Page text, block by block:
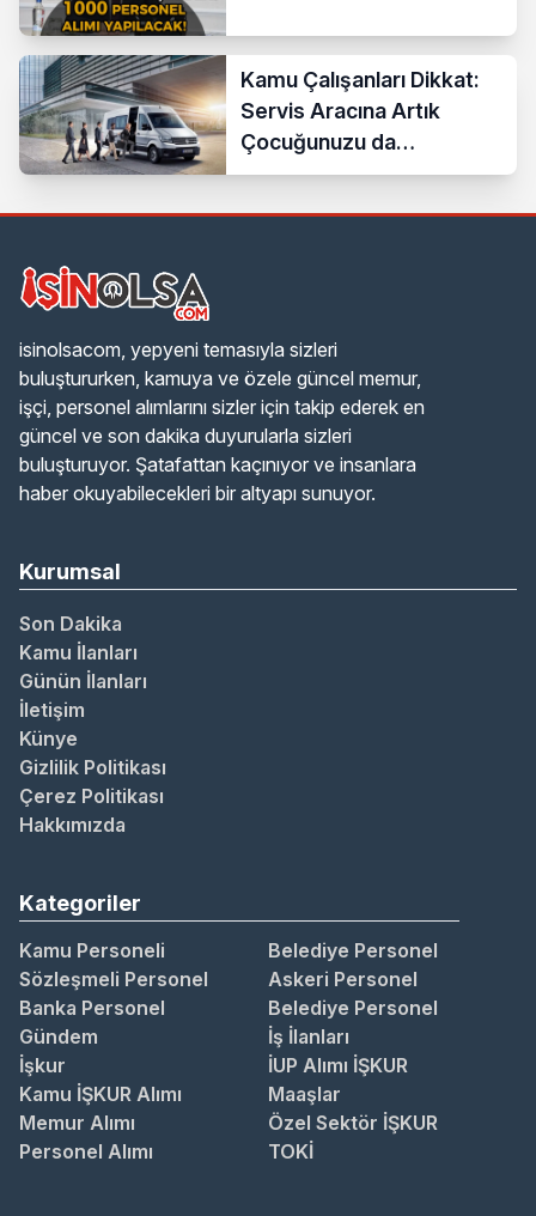
Kamu Çalışanları Dikkat:
Servis Aracına Artık
Çocuğunuzu da
Bindirebilirsiniz
isinolsacom, yepyeni temasıyla sizleri
buluştururken, kamuya ve özele güncel memur,
işçi, personel alımlarını sizler için takip ederek en
güncel ve son dakika duyurularla sizleri
buluşturuyor. Şatafattan kaçınıyor ve insanlara
haber okuyabilecekleri bir altyapı sunuyor.
Kurumsal
Son Dakika
Kamu İlanları
Günün İlanları
İletişim
Künye
Gizlilik Politikası
Çerez Politikası
Hakkımızda
Kategoriler
Kamu Personeli
Belediye Personel
Sözleşmeli Personel
Askeri Personel
Banka Personel
Belediye Personel
Gündem
İş İlanları
İşkur
İUP Alımı İŞKUR
Kamu İŞKUR Alımı
Maaşlar
Memur Alımı
Özel Sektör İŞKUR
Personel Alımı
TOKİ